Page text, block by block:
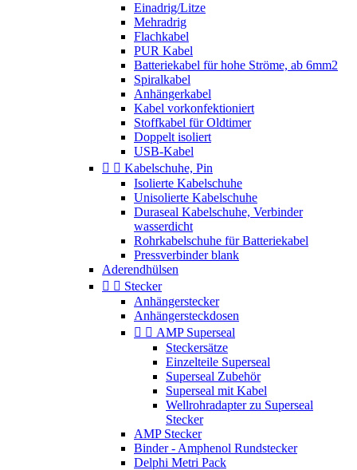
Einadrig/Litze
Mehradrig
Flachkabel
PUR Kabel
Batteriekabel für hohe Ströme, ab 6mm2
Spiralkabel
Anhängerkabel
Kabel vorkonfektioniert
Stoffkabel für Oldtimer
Doppelt isoliert
USB-Kabel
  Kabelschuhe, Pin
Isolierte Kabelschuhe
Unisolierte Kabelschuhe
Duraseal Kabelschuhe, Verbinder
wasserdicht
Rohrkabelschuhe für Batteriekabel
Pressverbinder blank
Aderendhülsen
  Stecker
Anhängerstecker
Anhängersteckdosen
  AMP Superseal
Steckersätze
Einzelteile Superseal
Superseal Zubehör
Superseal mit Kabel
Wellrohradapter zu Superseal
Stecker
AMP Stecker
Binder - Amphenol Rundstecker
Delphi Metri Pack